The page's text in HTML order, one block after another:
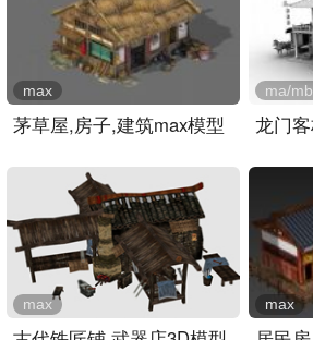
茅草屋,房子,建筑max模型
max ma/mb
max max